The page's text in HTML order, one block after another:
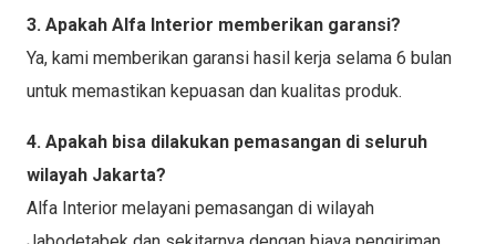
3. Apakah Alfa Interior memberikan garansi?
Ya, kami memberikan garansi hasil kerja selama 6 bulan
untuk memastikan kepuasan dan kualitas produk.
4. Apakah bisa dilakukan pemasangan di seluruh
wilayah Jakarta?
Alfa Interior melayani pemasangan di wilayah